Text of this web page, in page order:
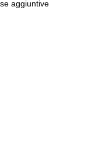
aggiuntive